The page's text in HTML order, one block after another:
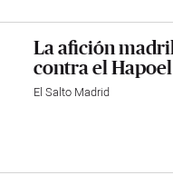
La afición
contra el
El Salto Madrid